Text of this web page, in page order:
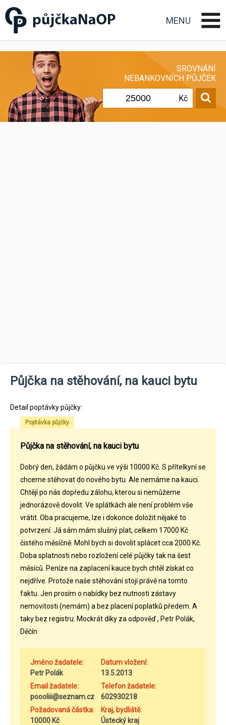
Půjčka na OP občanský
průkaz
MENU
SROVNÁNÍ
NEBANKOVNÍCH PŮJČEK
Kč
Půjčka na stěhování, na kauci bytu
Detail poptávky půjčky:
Poptávka půjčky
Půjčka na stěhování, na kauci bytu
Dobrý den, žádám o půjčku ve výši 10000 Kč. S přítelkyní se
chceme stěhovat do nového bytu. Ale nemáme na kauci.
Chtějí po nás dopředu zálohu, kterou si nemůžeme
jednorázově dovolit. Ve splátkách ale není problém vše
vrátit. Oba pracujeme, lze i dokonce doložit nějaké to
potvrzení. Já sám mám slušný plat, celkem 17000 Kč
čistého měsíčně. Mohl bych si dovolit splácet cca 2000 Kč.
Doba splatnosti nebo rozložení celé půjčky tak na šest
měsíců. Peníze na zaplacení kauce bych chtěl získat co
nejdříve. Protože naše stěhování stojí právě na tomto
faktu. Jen prosím o nabídky bez nutnosti zástavy
nemovitosti (nemám) a bez placení poplatků předem. A
taky bez registru. Mockrát díky za odpověď , Petr Polák,
Děčín
Jméno žadatele:
Petr Polák
Datum vložení:
13.5.2013
Email žadatele:
poooliii@seznam.cz
Telefon žadatele:
602930218
Požadovaná částka:
10000 Kč
Kraj, bydliště:
Ústecký kraj